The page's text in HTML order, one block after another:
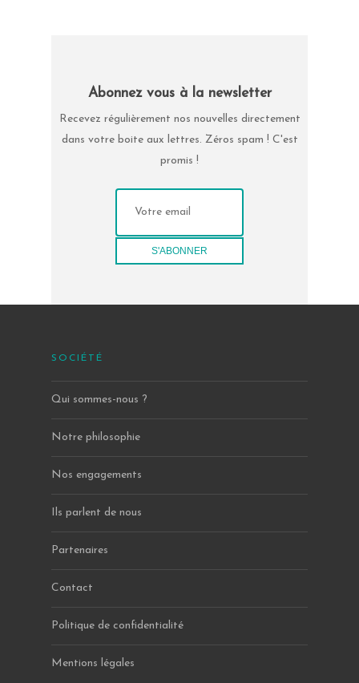
Abonnez vous à la newsletter
Recevez régulièrement nos nouvelles directement
dans votre boite aux lettres. Zéros spam ! C'est
promis !
SOCIÉTÉ
Qui sommes-nous ?
Notre philosophie
Nos engagements
Ils parlent de nous
Partenaires
Contact
Politique de confidentialité
Mentions légales